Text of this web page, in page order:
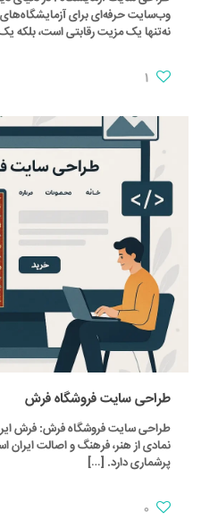
وب‌سایت حرفه‌ای برای
نه‌تنها یک مزیت رقابتی است، بلکه
1
طراحی سایت فروشگاه فرش
طراحی سایت فروشگاه فرش: فرش
نمادی از هنر، فرهنگ و اصالت ایران
پرشماری دارد. […]
0